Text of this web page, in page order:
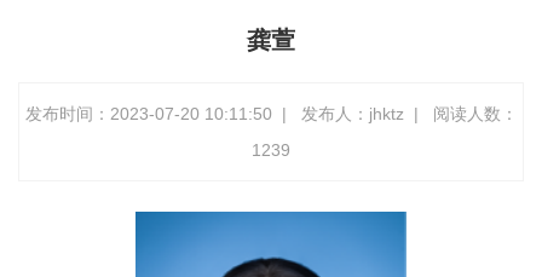
龚萱
发布时间：2023-07-20 10:11:50 | 发布人：jhktz | 阅读人数：
1239